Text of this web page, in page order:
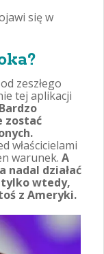
się w
zeszłego
tej aplikacji
Bardzo
zostać
właścicielami
warunek. A
nadal działać
tylko wtedy,
z Ameryki.